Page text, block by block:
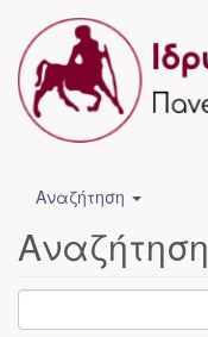
Αναζήτηση
Αναζήτηση